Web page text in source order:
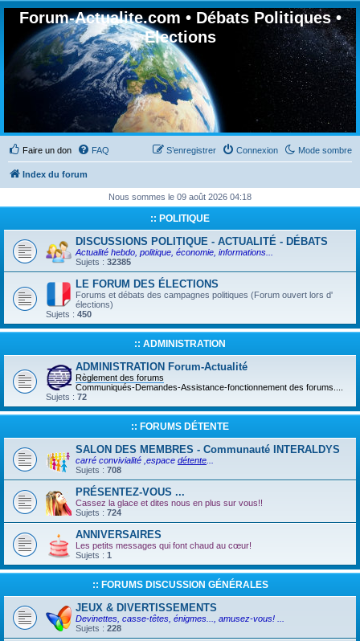
Forum-Actualite.com • Débats Politiques •
Elections
Faire un don Mode sombre
FAQ Connexion
S’enregistrer
Index du forum
Nous sommes le 09 août 2026 04:18
:: POLITIQUE
DISCUSSIONS POLITIQUE - ACTUALITÉ - DÉBATS
Actualité hebdo, politique, économie, informations...
Sujets : 32385
LE FORUM DES ÉLECTIONS
Forums et débats des campagnes politiques (Forum ouvert lors d'
élections)
Sujets : 450
:: ADMINISTRATION
ADMINISTRATION Forum-Actualité
Règlement des forums
Communiqués-Demandes-Assistance-fonctionnement des forums....
Sujets : 72
:: FORUMS DÉTENTE
SALON DES MEMBRES - Communauté INTERALDYS
carré convivialité ,espace détente
Sujets : 708
PRÉSENTEZ-VOUS ...
Cassez la glace et dites nous en plus sur vous!!
Sujets : 724
ANNIVERSAIRES
Les petits messages qui font chaud au cœur!
Sujets : 1
:: FORUMS DISCUSSION GÉNÉRALES
JEUX & DIVERTISSEMENTS
Devinettes, casse-têtes, énigmes..., amusez-vous! ...
Sujets : 228